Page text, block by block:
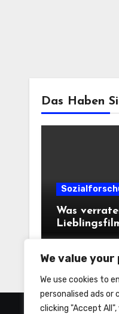
We value
We use cookies to
personalised ads or
clicking "Accept
Das Haben
Was